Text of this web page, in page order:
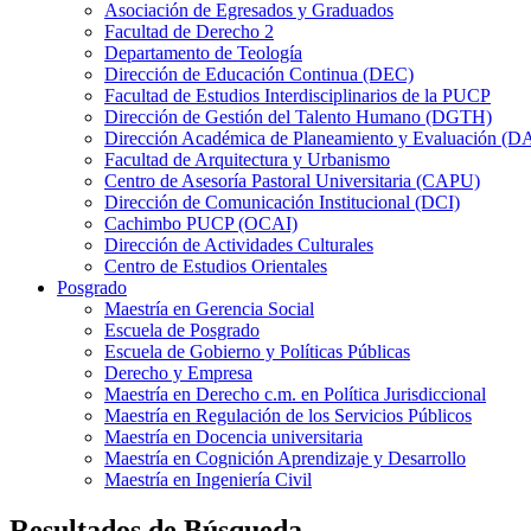
Asociación de Egresados y Graduados
Facultad de Derecho 2
Departamento de Teología
Dirección de Educación Continua (DEC)
Facultad de Estudios Interdisciplinarios de la PUCP
Dirección de Gestión del Talento Humano (DGTH)
Dirección Académica de Planeamiento y Evaluación
Facultad de Arquitectura y Urbanismo
Centro de Asesoría Pastoral Universitaria (CAPU)
Dirección de Comunicación Institucional (DCI)
Cachimbo PUCP (OCAI)
Dirección de Actividades Culturales
Centro de Estudios Orientales
Posgrado
Maestría en Gerencia Social
Escuela de Posgrado
Escuela de Gobierno y Políticas Públicas
Derecho y Empresa
Maestría en Derecho c.m. en Política Jurisdiccional
Maestría en Regulación de los Servicios Públicos
Maestría en Docencia universitaria
Maestría en Cognición Aprendizaje y Desarrollo
Maestría en Ingeniería Civil